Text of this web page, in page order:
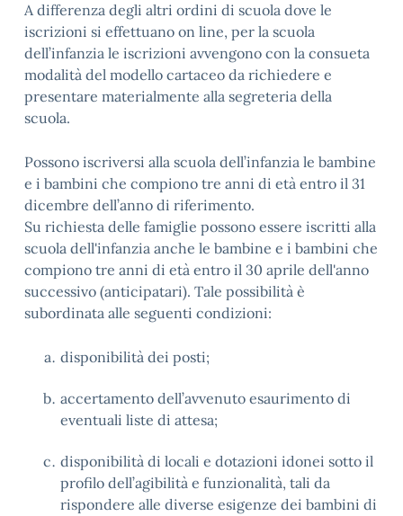
A differenza degli altri ordini di scuola dove le
iscrizioni si effettuano on line, per la scuola
dell’infanzia le iscrizioni avvengono con la consueta
modalità del modello cartaceo da richiedere e
presentare materialmente alla segreteria della
scuola.
Possono iscriversi alla scuola dell’infanzia le bambine
e i bambini che compiono tre anni di età entro il 31
dicembre dell’anno di riferimento.
Su richiesta delle famiglie possono essere iscritti alla
scuola dell'infanzia anche le bambine e i bambini che
compiono tre anni di età entro il 30 aprile dell'anno
successivo (anticipatari). Tale possibilità è
subordinata alle seguenti condizioni:
disponibilità dei posti;
accertamento dell’avvenuto esaurimento di
eventuali liste di attesa;
disponibilità di locali e dotazioni idonei sotto il
profilo dell’agibilità e funzionalità, tali da
rispondere alle diverse esigenze dei bambini di